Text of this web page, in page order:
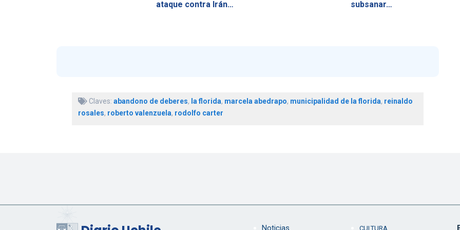
ataque contra Irán…
subsanar…
Claves: abandono de deberes, la florida, marcela abedrapo, municipalidad de la florida, reinaldo
rosales, roberto valenzuela, rodolfo carter
Noticias CULTURA